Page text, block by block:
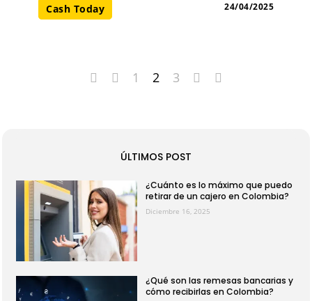
Cash Today 24/04/2025
1 2 3
ÚLTIMOS POST
¿Cuánto es lo máximo que puedo
retirar de un cajero en Colombia?
Diciembre 16, 2025
¿Qué son las remesas bancarias y
cómo recibirlas en Colombia?